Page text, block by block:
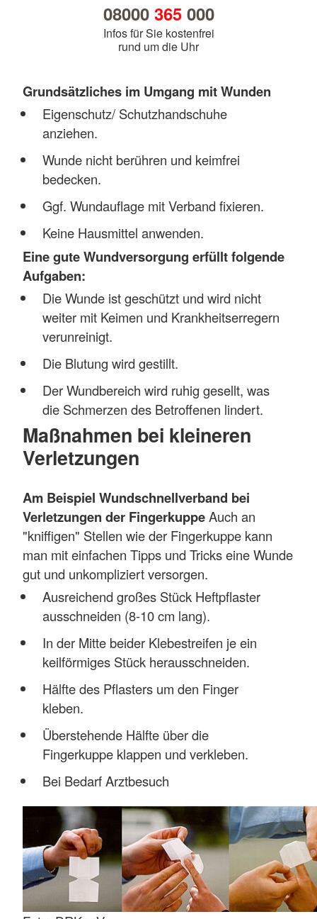
08000 365000
Infos für Sie kostenfrei
rund um die Uhr
Grundsätzliches im Umgang mit Wunden
Eigenschutz/ Schutzhandschuhe
anziehen.
Wunde nicht berühren und keimfrei
bedecken.
Ggf. Wundauflage mit Verband fixieren.
Keine Hausmittel anwenden.
Eine gute Wundversorgung erfüllt folgende
Aufgaben:
Die Wunde ist geschützt und wird nicht
weiter mit Keimen und Krankheitserregern
verunreinigt.
Die Blutung wird gestillt.
Der Wundbereich wird ruhig gesellt, was
die Schmerzen des Betroffenen lindert.
Maßnahmen bei kleineren
Verletzungen
Am Beispiel Wundschnellverband bei
Verletzungen der FingerkuppeAuch an
"kniffigen" Stellen wie der Fingerkuppe kann
man mit einfachen Tipps und Tricks eine Wunde
gut und unkompliziert versorgen.
Ausreichend großes Stück Heftpflaster
ausschneiden (8-10 cm lang).
In der Mitte beider Klebestreifen je ein
keilförmiges Stück herausschneiden.
Hälfte des Pflasters um den Finger
kleben.
Überstehende Hälfte über die
Fingerkuppe klappen und verkleben.
Bei Bedarf Arztbesuch